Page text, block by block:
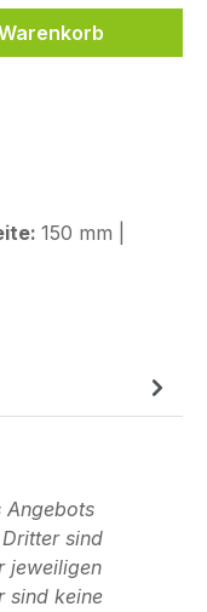
150 mm |
Angebots
sind
jeweiligen
sind keine